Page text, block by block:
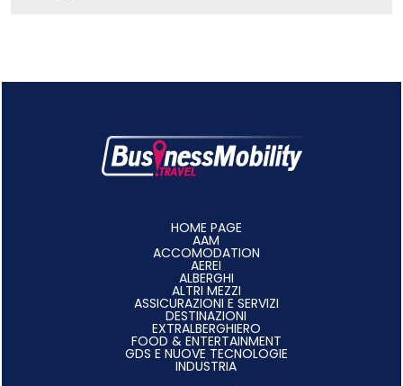
HOME PAGE
AAM
ACCOMODATION
AEREI
ALBERGHI
ALTRI MEZZI
ASSICURAZIONI E SERVIZI
DESTINAZIONI
EXTRALBERGHIERO
FOOD & ENTERTAINMENT
GDS E NUOVE TECNOLOGIE
INDUSTRIA